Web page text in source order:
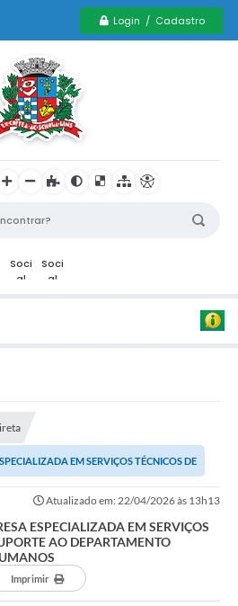
Login / Cadastro
EM SERVIÇOS TÉCNICOS DE
PESSOAL E...
Atualizado em: 22/04/2026 às 13h13
ESPECIALIZADA EM SERVIÇOS
AO DEPARTAMENTO
Imprimir